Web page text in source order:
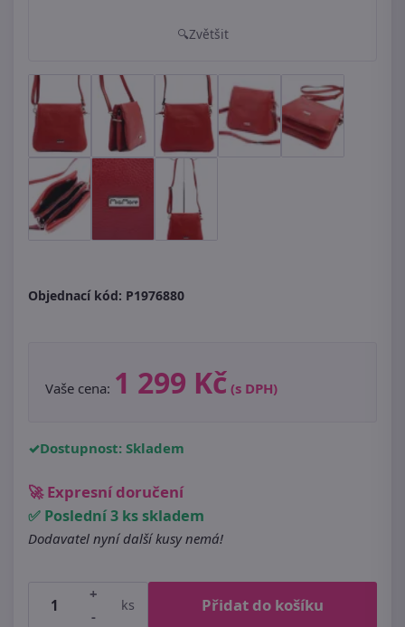
Zvětšit
Objednací kód: P1976880
Vaše cena: 1 299 Kč (s DPH)
Dostupnost: Skladem
🚀 Expresní doručení
✅ Poslední 3 ks skladem
Dodavatel nyní další kusy nemá!
+
-
ks Přidat do košíku